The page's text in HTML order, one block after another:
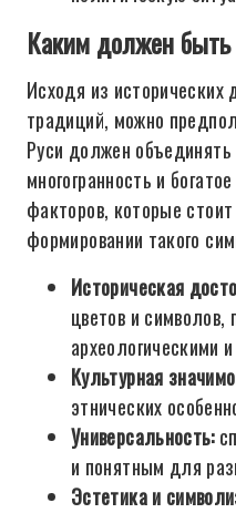
Каким должен
Исходя из исторических
традиций, можно
Руси должен
многогранность и
факторов, которые
формировании такого
Историческая
цветов и
археологическими
Культурная
этнических
Универсальность:
и понятным для
Эстетика и